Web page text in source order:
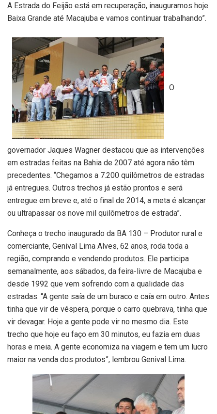
A Estrada do Feijão está em recuperação, inauguramos hoje
Baixa Grande até Macajuba e vamos continuar trabalhando”.
O
governador Jaques Wagner destacou que as intervenções
em estradas feitas na Bahia de 2007 até agora não têm
precedentes. “Chegamos a 7.200 quilômetros de estradas
já entregues. Outros trechos já estão prontos e será
entregue em breve e, até o final de 2014, a meta é alcançar
ou ultrapassar os nove mil quilômetros de estrada”.
Conheça o trecho inaugurado da BA 130 – Produtor rural e
comerciante, Genival Lima Alves, 62 anos, roda toda a
região, comprando e vendendo produtos. Ele participa
semanalmente, aos sábados, da feira-livre de Macajuba e
desde 1992 que vem sofrendo com a qualidade das
estradas. “A gente saía de um buraco e caía em outro. Antes
tinha que vir de véspera, porque o carro quebrava, tinha que
vir devagar. Hoje a gente pode vir no mesmo dia. Este
trecho que hoje eu faço em 30 minutos, eu fazia em duas
horas e meia. A gente economiza na viagem e tem um lucro
maior na venda dos produtos”, lembrou Genival Lima.